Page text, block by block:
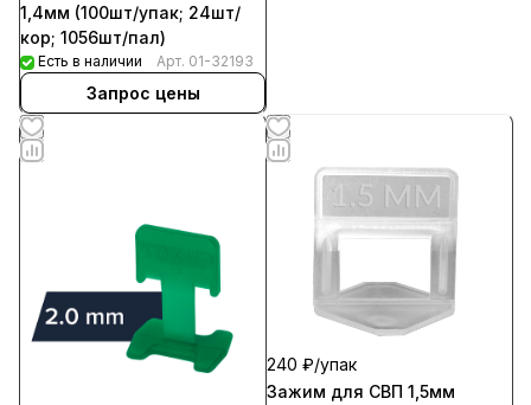
1,4мм (100шт/упак; 24шт/
кор; 1056шт/пал)
Есть в наличии Арт. 01-32193
Запрос цены
240 ₽/упак
Зажим для СВП 1,5мм